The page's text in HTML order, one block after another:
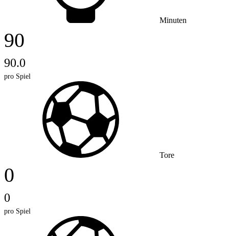
Minuten
90
90.0
pro Spiel
Tore
0
0
pro Spiel